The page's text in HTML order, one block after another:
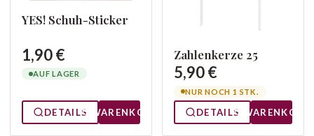
YES! Schuh-Sticker
1,90 €
AUF LAGER
DETAILS WARENKORB
Zahlenkerze 25
5,90 €
NUR NOCH 1 STK.
DETAILS WARENKORB